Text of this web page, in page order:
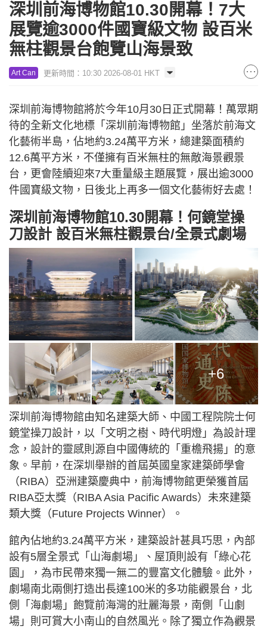
深圳前海博物館10.30開幕！7大
展覽逾3000件國寶級文物 設百米
無柱觀景台飽覽山海景致
Art Can 更新時間：10:30 2026-08-01 HKT
深圳前海博物館將於今年10月30日正式開幕！萬眾期
待的全新文化地標「深圳前海博物館」坐落於前海文
化藝術半島，佔地約3.24萬平方米，總建築面積約
12.6萬平方米，不僅擁有百米無柱的無敵海景觀景
台，更會陸續迎來7大重量級主題展覽，展出逾3000
件國寶級文物，日後北上再多一個文化藝術好去處！
深圳前海博物館10.30開幕！何鏡堂操
刀設計 設百米無柱觀景台/全景式劇場
+6
深圳前海博物館由知名建築大師、中國工程院院士何
鏡堂操刀設計，以「文明之樹、時代明燈」為設計理
念，設計的靈感則源自中國傳統的「重檐飛揚」的意
象。早前，在深圳舉辦的首屆英國皇家建築師學會
（RIBA）亞洲建築慶典中，前海博物館更榮獲首屆
RIBA亞太獎（RIBA Asia Pacific Awards）未來建築
類大獎（Future Projects Winner）。
館內佔地約3.24萬平方米，建築設計甚具巧思，內部
設有5層全景式「山海劇場」、屋頂則設有「綠心花
園」，為市民帶來獨一無二的豐富文化體驗。此外，
劇場南北兩側打造出長達100米的多功能觀景台，北
側「海劇場」飽覽前海灣的壯麗海景，南側「山劇
場」則可賞大小南山的自然風光。除了獨立作為觀景